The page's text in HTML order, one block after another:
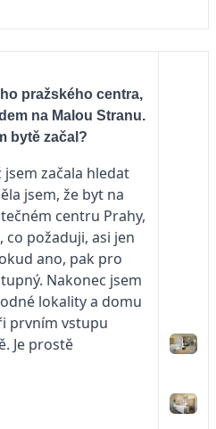
pražského centra,
na Malou Stranu.
bytě začal?
začala hledat
jsem, že byt na
centru Prahy,
požaduji, asi jen
ano, pak pro
Nakonec jsem
lokality a domu
prvním vstupu
Je prostě